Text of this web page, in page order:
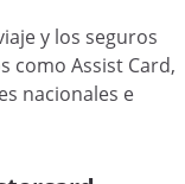
y los seguros
como Assist Card,
nacionales e